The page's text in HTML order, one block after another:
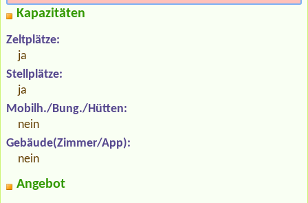
Kapazitäten
Zeltplätze:
ja
Stellplätze:
ja
Mobilh./Bung./Hütten:
nein
Gebäude(Zimmer/App):
nein
Angebot